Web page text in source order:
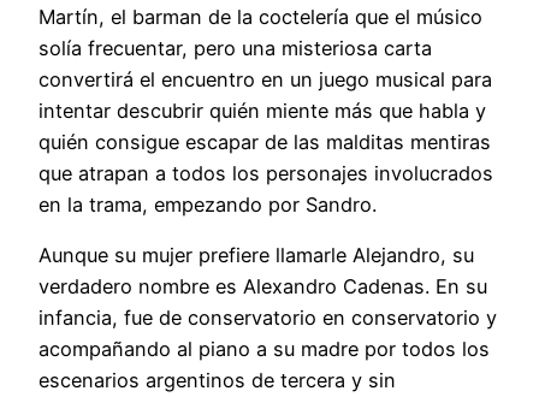
Martín, el barman de la coctelería que el músico
solía frecuentar, pero una misteriosa carta
convertirá el encuentro en un juego musical para
intentar descubrir quién miente más que habla y
quién consigue escapar de las malditas mentiras
que atrapan a todos los personajes involucrados
en la trama, empezando por Sandro.
Aunque su mujer prefiere llamarle Alejandro, su
verdadero nombre es Alexandro Cadenas. En su
infancia, fue de conservatorio en conservatorio y
acompañando al piano a su madre por todos los
escenarios argentinos de tercera y sin